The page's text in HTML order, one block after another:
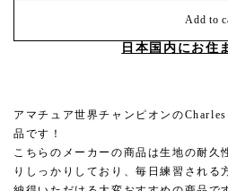
Add to
日本国内にお住
アマチュア世界チャンピオンの
品です！
こちらのメーカーの商品は生地の耐久
りしっかりしており、毎日練習される